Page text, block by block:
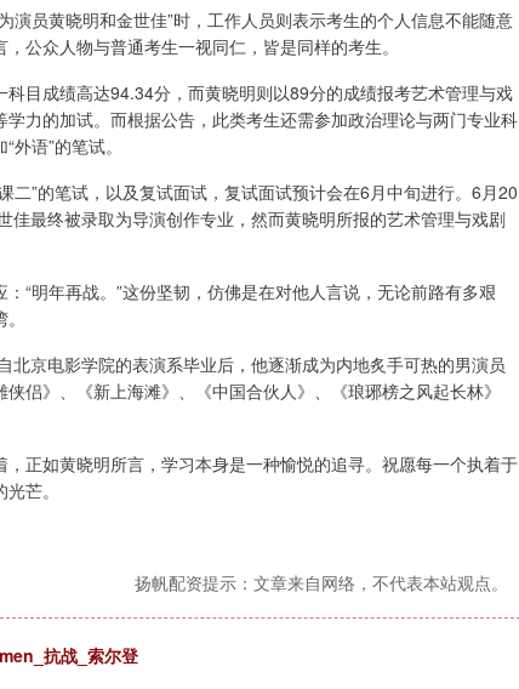
员黄晓明和金世佳”时，工作人员则表示考生的个人信息不能随意
公众人物与普通考生一视同仁，皆是同样的考生。
目成绩高达94.34分，而黄晓明则以89分的成绩报考艺术管理与戏
力的加试。而根据公告，此类考生还需参加政治理论与两门专业科
语”的笔试。
”的笔试，以及复试面试，复试面试预计会在6月中旬进行。6月20
最终被录取为导演创作专业，然而黄晓明所报的艺术管理与戏剧
“明年再战。”这份坚韧，仿佛是在对他人言说，无论前路有多艰
京电影学院的表演系毕业后，他逐渐成为内地炙手可热的男演员
侣》、《新上海滩》、《中国合伙人》、《琅琊榜之风起长林》
正如黄晓明所言，学习本身是一种愉悦的追寻。祝愿每一个执着于
芒。
扬帆配资提示：文章来自网络，不代表本站观点。
抗战_索尔登